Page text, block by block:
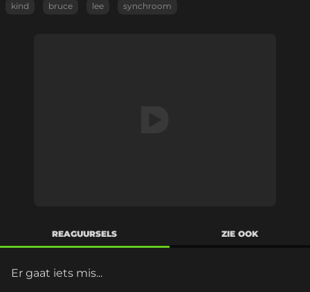
kind bruce lee synchroom
REAGUURSELS ZIE OOK
Er gaat iets mis...